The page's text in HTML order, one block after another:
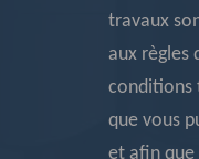
travaux
aux règles
conditions
que vous
et afin que